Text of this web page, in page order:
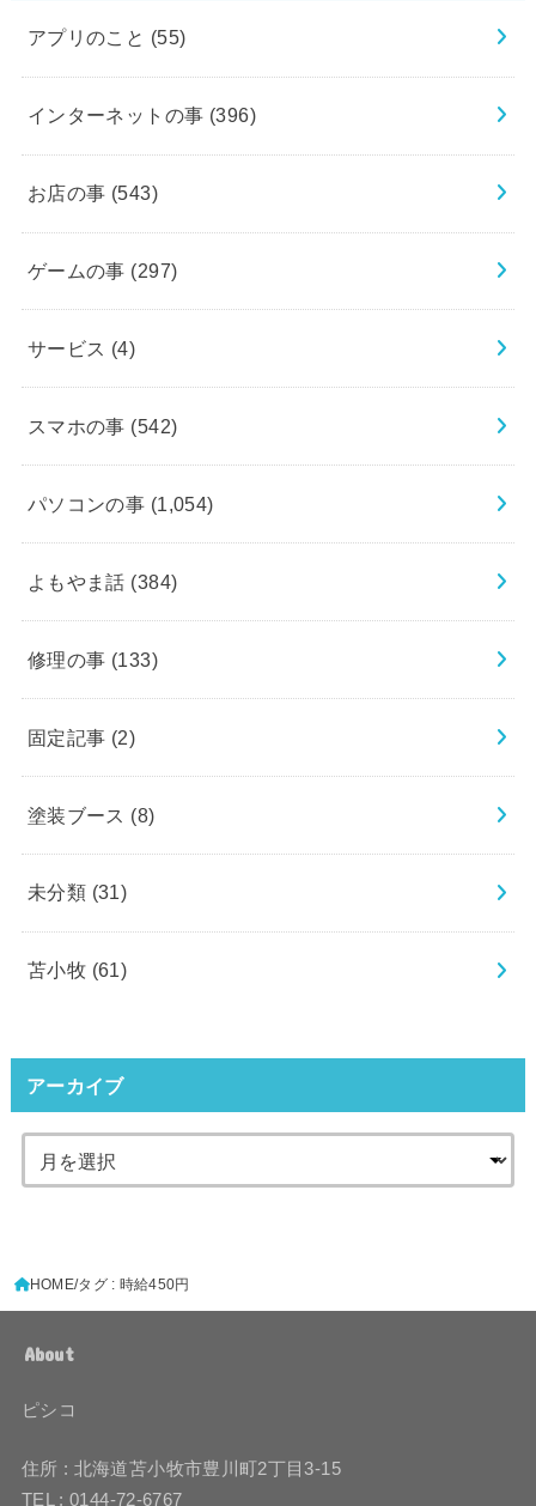
アプリのこと (55)
インターネットの事 (396)
お店の事 (543)
ゲームの事 (297)
サービス (4)
スマホの事 (542)
パソコンの事 (1,054)
よもやま話 (384)
修理の事 (133)
固定記事 (2)
塗装ブース (8)
未分類 (31)
苫小牧 (61)
アーカイブ
HOME タグ : 時給450円
About
ピシコ
住所 : 北海道苫小牧市豊川町2丁目3-15
TEL : 0144-72-6767